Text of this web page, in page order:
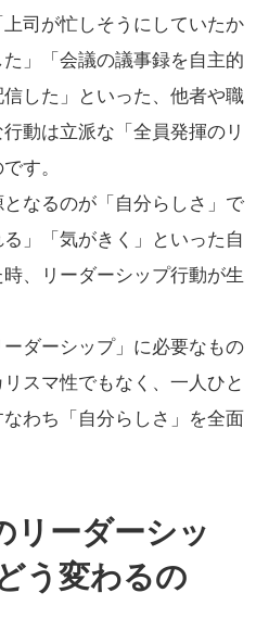
司が忙しそうにしていたか
」「会議の議事録を自主的
した」といった、他者や職
動は立派な「全員発揮のリ
す。
なるのが「自分らしさ」で
」「気がきく」といった自
、リーダーシップ行動が生
ダーシップ」に必要なもの
スマ性でもなく、一人ひと
わち「自分らしさ」を全面
リーダーシッ
う変わるの